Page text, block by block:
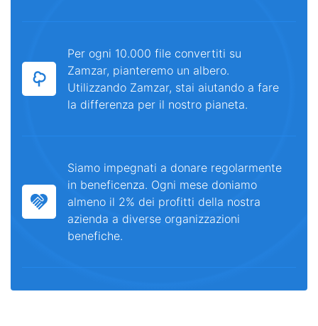
Per ogni 10.000 file convertiti su
Zamzar, pianteremo un albero.
Utilizzando Zamzar, stai aiutando a fare
la differenza per il nostro pianeta.
Siamo impegnati a donare regolarmente
in beneficenza. Ogni mese doniamo
almeno il 2% dei profitti della nostra
azienda a diverse organizzazioni
benefiche.